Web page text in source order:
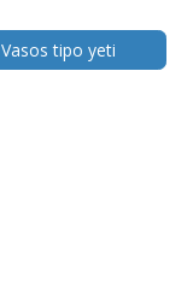
Vasos tipo yeti